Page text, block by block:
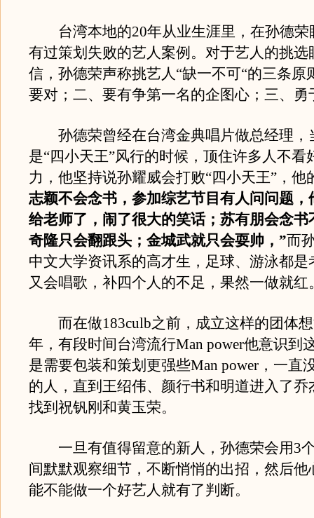
台湾本地的20年从业生涯里，在孙德荣
有过策划失败的艺人案例。对于艺人的挑选
信，孙德荣声称挑艺人“缺一不可“的三条原
要对；二、要有争第一名的企图心；三、勇
孙德荣曾经在台湾金典唱片做总经理，
是“四小天王”风行的时候，顶住许多人不看
力，他坚持说孙耀威会打败“四小天王”，他
志颖不会念书，参加综艺节目有人问问题，
给老师了，闹了很大的笑话；苏有朋会念书
奇隆只会翻跟头；金城武就只会耍帅，”而
中文大学资讯系的高才生，足球、游泳都是
又会唱歌，补四个人的不足，果然一做就红
而在做183culb之前，成立这样的团体想
年，有段时间台湾流行Man power他意识到
是需要包装和策划更强些Man power，一直
的人，直到王绍伟、颜行书和明道进入了乔
找到祝钒刚和黄玉荣。
一旦有值得留意的新人，孙德荣会用3
间默默观察细节，不断悄悄的出招，然后他
能不能做一个好艺人就有了判断。